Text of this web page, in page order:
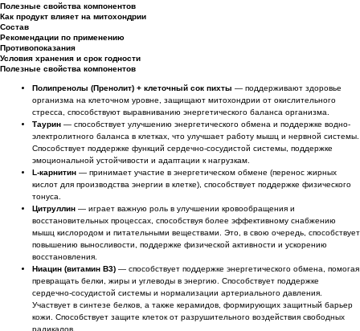
Полезные свойства компонентов
Как продукт влияет на митохондрии
Состав
Рекомендации по применению
Противопоказания
Условия хранения и срок годности
Полезные свойства компонентов
Полипренолы (Пренолит) + клеточный сок пихты — поддерживают здоровье
организма на клеточном уровне, защищают митохондрии от окислительного
стресса, способствуют выравниванию энергетического баланса организма.
Таурин — способствует улучшению энергетического обмена и поддержке водно-
электролитного баланса в клетках, что улучшает работу мышц и нервной системы.
Способствует поддержке функций сердечно-сосудистой системы, поддержке
эмоциональной устойчивости и адаптации к нагрузкам.
L-карнитин — принимает участие в энергетическом обмене (перенос жирных
кислот для производства энергии в клетке), способствует поддержке физического
тонуса.
Цитруллин — играет важную роль в улучшении кровообращения и
восстановительных процессах, способствуя более эффективному снабжению
мышц кислородом и питательными веществами. Это, в свою очередь, способствует
повышению выносливости, поддержке физической активности и ускорению
восстановления.
Ниацин (витамин B3) — способствует поддержке энергетического обмена, помогая
превращать белки, жиры и углеводы в энергию. Способствует поддержке
сердечно-сосудистой системы и нормализации артериального давления.
Участвует в синтезе белков, а также керамидов, формирующих защитный барьер
кожи. Способствует защите клеток от разрушительного воздействия свободных
радикалов.